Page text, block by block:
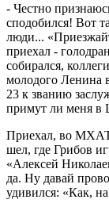
- Честно
сподобился! Вот
люди...
приехал -
собирался,
молодого Ленина
23 к званию
примут ли меня
Приехал, во
шел, где Грибов
«Алексей
да. Ну давай
удивился: «Как,